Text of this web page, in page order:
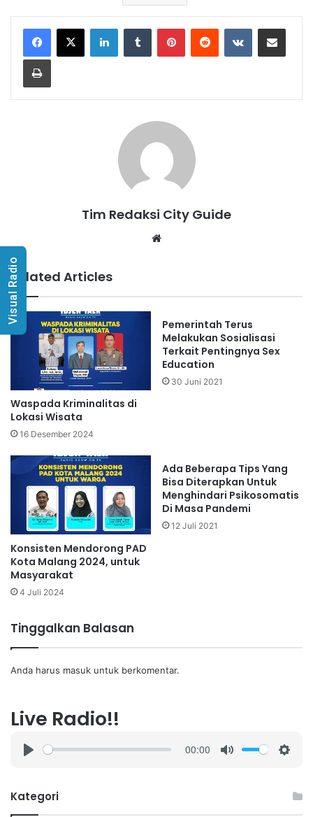
LinkedInTumblr PinterestReddit VKontakteShare via Email
Print
Tim Redaksi City Guide
Related Articles
Waspada Kriminalitas di
Lokasi Wisata
16 Desember 2024
Pemerintah Terus
Melakukan Sosialisasi
Terkait Pentingnya Sex
Education
30 Juni 2021
Konsisten Mendorong PAD
Kota Malang 2024, untuk
Masyarakat
4 Juli 2024
Ada Beberapa Tips Yang
Bisa Diterapkan Untuk
Menghindari Psikosomatis
Di Masa Pandemi
12 Juli 2021
Tinggalkan Balasan
Anda harus masuk untuk berkomentar.
Live Radio!!
a
00:00
Kategori
Visual Radio